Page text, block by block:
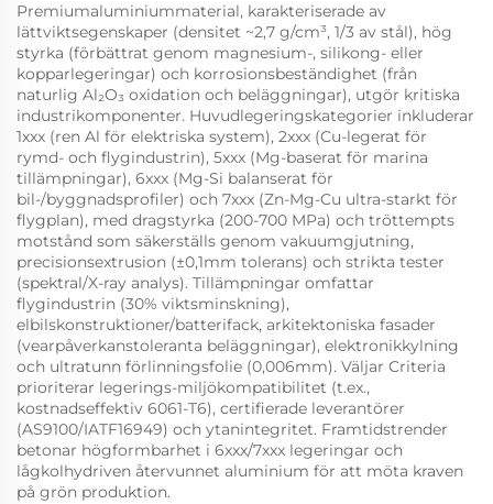
Premiumaluminiummaterial, karakteriserade av
lättviktsegenskaper (densitet ~2,7 g/cm³, 1/3 av stål), hög
styrka (förbättrat genom magnesium-, silikong- eller
kopparlegeringar) och korrosionsbeständighet (från
naturlig Al₂O₃ oxidation och beläggningar), utgör kritiska
industrikomponenter. Huvudlegeringskategorier inkluderar
1xxx (ren Al för elektriska system), 2xxx (Cu-legerat för
rymd- och flygindustrin), 5xxx (Mg-baserat för marina
tillämpningar), 6xxx (Mg-Si balanserat för
bil-/byggnadsprofiler) och 7xxx (Zn-Mg-Cu ultra-starkt för
flygplan), med dragstyrka (200-700 MPa) och tröttempts
motstånd som säkerställs genom vakuumgjutning,
precisionsextrusion (±0,1mm tolerans) och strikta tester
(spektral/X-ray analys). Tillämpningar omfattar
flygindustrin (30% viktsminskning),
elbilskonstruktioner/batterifack, arkitektoniska fasader
(vearpåverkanstoleranta beläggningar), elektronikkylning
och ultratunn förlinningsfolie (0,006mm). Väljar Criteria
prioriterar legerings-miljökompatibilitet (t.ex.,
kostnadseffektiv 6061-T6), certifierade leverantörer
(AS9100/IATF16949) och ytanintegritet. Framtidstrender
betonar högformbarhet i 6xxx/7xxx legeringar och
lågkolhydriven återvunnet aluminium för att möta kraven
på grön produktion.